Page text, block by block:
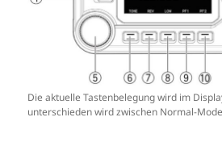
Die aktuelle Tastenbelegung wird im
unterschieden wird zwischen Normal-